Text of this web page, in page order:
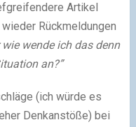
Artikel
Rückmeldungen
wende ich das denn
an?”
(ich würde es
Denkanstöße) bei